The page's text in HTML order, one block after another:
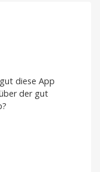
diese App
der gut